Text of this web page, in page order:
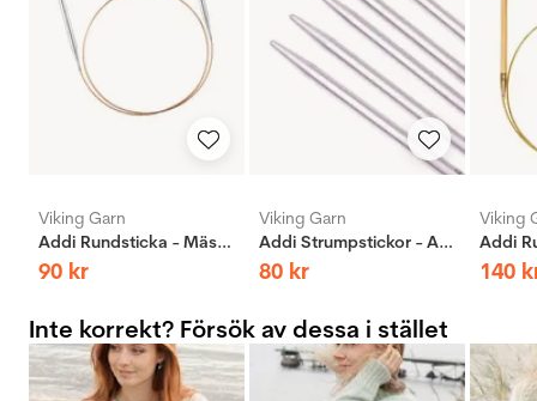
Viking Garn
Addi Rundsticka - Mässing
90 kr
Viking Garn
Addi Strumpstickor - Aluminium
80 kr
Viking
140
Inte korrekt? Försök av dessa i stället